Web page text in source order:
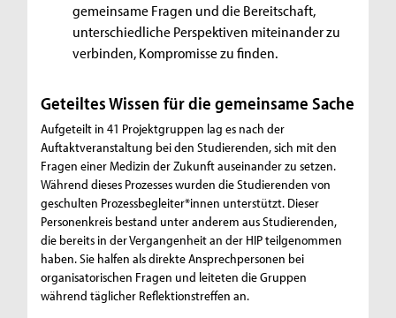
gemeinsame Fragen und die Bereitschaft,
unterschiedliche Perspektiven miteinander zu
verbinden, Kompromisse zu finden.
Geteiltes Wissen für die gemeinsame Sache
Aufgeteilt in 41 Projektgruppen lag es nach der
Auftaktveranstaltung bei den Studierenden, sich mit den
Fragen einer Medizin der Zukunft auseinander zu setzen.
Während dieses Prozesses wurden die Studierenden von
geschulten Prozessbegleiter*innen unterstützt. Dieser
Personenkreis bestand unter anderem aus Studierenden,
die bereits in der Vergangenheit an der HIP teilgenommen
haben. Sie halfen als direkte Ansprechpersonen bei
organisatorischen Fragen und leiteten die Gruppen
während täglicher Reflektionstreffen an.